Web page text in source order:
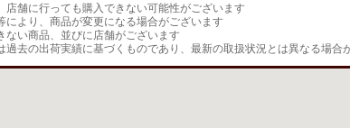
店舗に行っても購入できない可能性がございます
により、商品が変更になる場合がございます
ない商品、並びに店舗がございます
過去の出荷実績に基づくものであり、最新の取扱状況とは異なる場合